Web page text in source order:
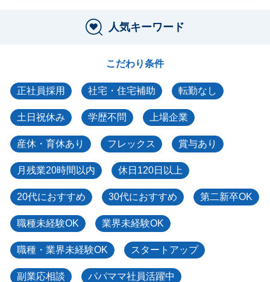
人気キーワード
こだわり条件
正社員採用 社宅・住宅補助 転勤なし
土日祝休み 学歴不問 上場企業
産休・育休あり フレックス 賞与あり
月残業20時間以内 休日120日以上
20代におすすめ 30代におすすめ 第二新卒OK
職種未経験OK 業界未経験OK
職種・業界未経験OK スタートアップ
副業応相談 パパママ社員活躍中